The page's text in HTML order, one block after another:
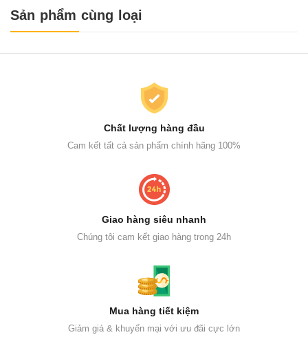
Sản phẩm cùng loại
Chất lượng hàng đầu
Cam kết tất cả sản phẩm chính hãng 100%
Giao hàng siêu nhanh
Chúng tôi cam kết giao hàng trong 24h
Mua hàng tiết kiệm
Giảm giá & khuyến mại với ưu đãi cực lớn